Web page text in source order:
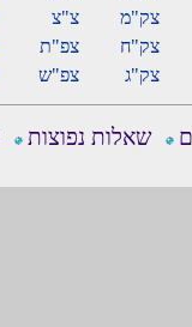
צק"מ
צ"צ
צק"ח
צפ"ת
צק"ג
צפ"ש
שאלות נפוצות